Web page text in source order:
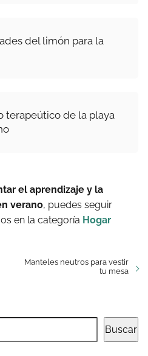
del limón para la
terapeútico de la playa
el aprendizaje y la
verano, puedes seguir
en la categoría Hogar
Manteles neutros para vestir
tu mesa
Buscar